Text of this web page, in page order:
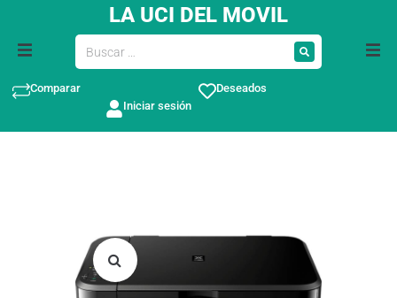
LA UCI DEL MOVIL
Comparar
Deseados
Iniciar sesión